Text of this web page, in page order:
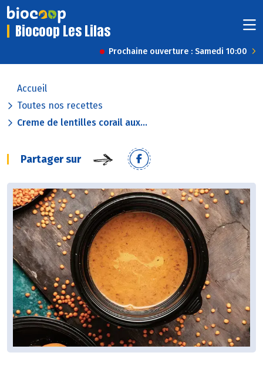
Biocoop Les Lilas
Prochaine ouverture : Samedi 10:00
Accueil
Toutes nos recettes
Creme de lentilles corail aux...
Partager sur